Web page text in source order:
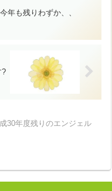
年も残りわずか、、
?
30年度残りのエンジェル